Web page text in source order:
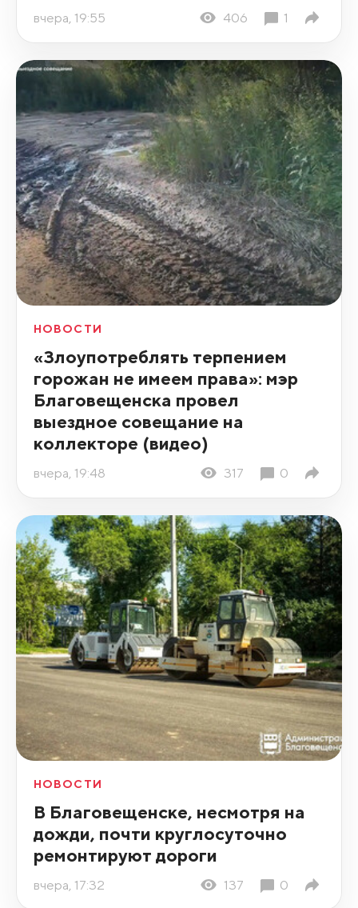
вчера, 19:55 406 1
НОВОСТИ
«Злоупотреблять терпением
горожан не имеем права»: мэр
Благовещенска провел
выездное совещание на
коллекторе (видео)
вчера, 19:48 317 0
НОВОСТИ
В Благовещенске, несмотря на
дожди, почти круглосуточно
ремонтируют дороги
вчера, 17:32 137 0